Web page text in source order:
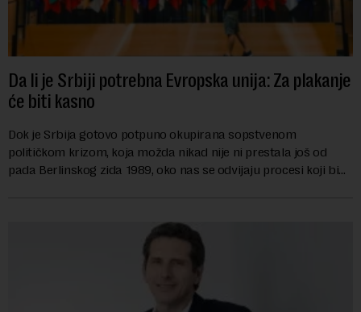
Da li je Srbiji potrebna Evropska unija: Za plakanje
će biti kasno
Dok je Srbija gotovo potpuno okupirana sopstvenom
političkom krizom, koja možda nikad nije ni prestala još od
pada Berlinskog zida 1989, oko nas se odvijaju procesi koji bi